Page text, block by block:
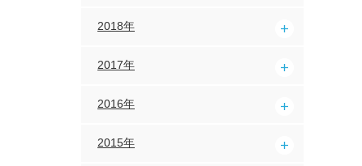
2018年
2017年
2016年
2015年